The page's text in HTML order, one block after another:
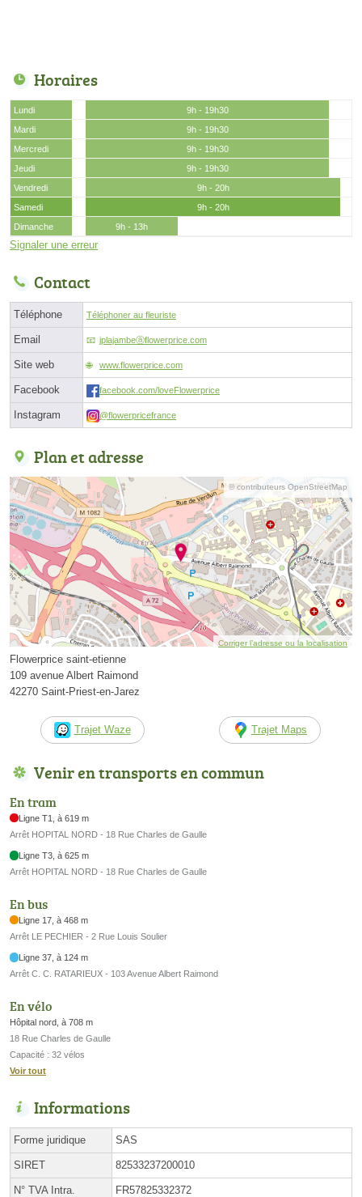
Horaires
Lundi
9h - 19h30
Mardi
9h - 19h30
Mercredi
9h - 19h30
Jeudi
9h - 19h30
Vendredi
9h - 20h
Samedi
9h - 20h
Dimanche
9h - 13h
Signaler une erreur
Contact
Téléphone Téléphoner au fleuriste
Email jplajambeⓐflowerprice.com
Site web www.flowerprice.com
Facebook facebook.com/loveFlowerprice
Instagram @flowerpricefrance
Plan et adresse
© contributeurs OpenStreetMap
Corriger l’adresse ou la localisation
Flowerprice saint-etienne
109 avenue Albert Raimond
42270 Saint-Priest-en-Jarez
Trajet Waze Trajet Maps
Venir en transports en commun
En tram
Ligne T1, à 619 m
Arrêt HOPITAL NORD - 18 Rue Charles de Gaulle
Ligne T3, à 625 m
Arrêt HOPITAL NORD - 18 Rue Charles de Gaulle
En bus
Ligne 17, à 468 m
Arrêt LE PECHIER - 2 Rue Louis Soulier
Ligne 37, à 124 m
Arrêt C. C. RATARIEUX - 103 Avenue Albert Raimond
En vélo
Hôpital nord, à 708 m
18 Rue Charles de Gaulle
Capacité : 32 vélos
Voir tout
Informations
Forme juridique SAS
SIRET 82533237200010
N° TVA Intra. FR57825332372